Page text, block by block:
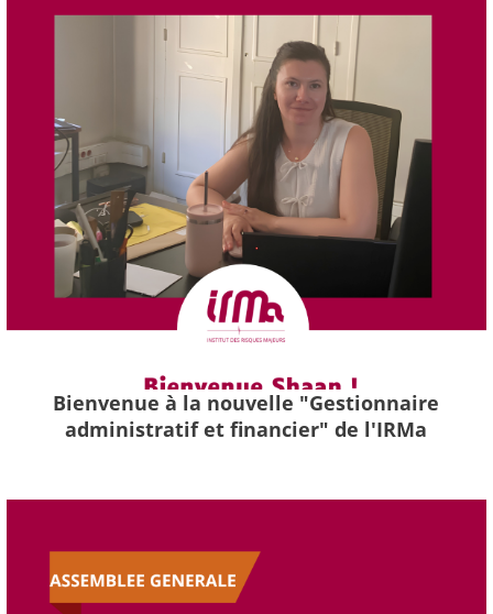
Bienvenue à la nouvelle "Gestionnaire
administratif et financier" de l'IRMa